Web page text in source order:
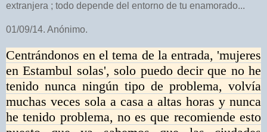
extranjera ; todo depende del entorno de tu enamorado...
01/09/14. Anónimo.
Centrándonos en el tema de la entrada, 'mujeres
en Estambul solas', solo puedo decir que no he
tenido nunca ningún tipo de problema, volvía
muchas veces sola a casa a altas horas y nunca
he tenido problema, no es que recomiende esto